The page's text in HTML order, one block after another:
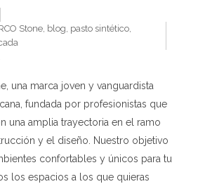
Stone, blog, pasto sintético,
una marca joven y vanguardista
fundada por profesionistas que
una amplia trayectoria en el ramo
y el diseño. Nuestro objetivo
confortables y únicos para tu
los espacios a los que quieras